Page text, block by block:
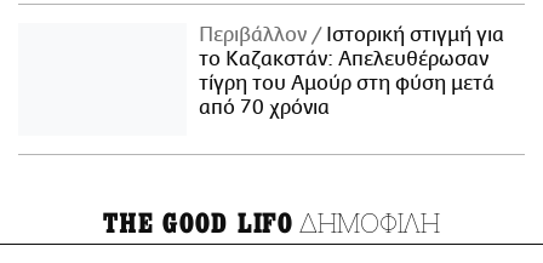
Περιβάλλον
Ιστορική στιγμή για
το Καζακστάν: Απελευθέρωσαν
τίγρη του Αμούρ στη φύση μετά
από 70 χρόνια
THE GOOD LIFO ΔΗΜΟΦΙΛΗ